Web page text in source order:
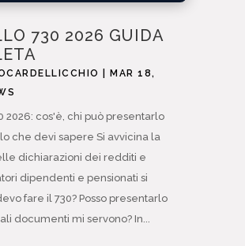
730 2026 GUIDA
MAR 18,
2026: cos'è, chi può presentarlo
che devi sapere Si avvicina la
dichiarazioni dei redditi e
dipendenti e pensionati si
fare il 730? Posso presentarlo
documenti mi servono? In...